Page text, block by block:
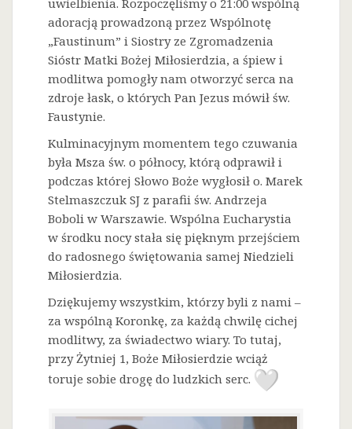
uwielbienia. Rozpoczęliśmy o 21:00 wspólną
adoracją prowadzoną przez Wspólnotę
„Faustinum” i Siostry ze Zgromadzenia
Sióstr Matki Bożej Miłosierdzia, a śpiew i
modlitwa pomogły nam otworzyć serca na
zdroje łask, o których Pan Jezus mówił św.
Faustynie.
Kulminacyjnym momentem tego czuwania
była Msza św. o północy, którą odprawił i
podczas której Słowo Boże wygłosił o. Marek
Stelmaszczuk SJ z parafii św. Andrzeja
Boboli w Warszawie. Wspólna Eucharystia
w środku nocy stała się pięknym przejściem
do radosnego świętowania samej Niedzieli
Miłosierdzia.
Dziękujemy wszystkim, którzy byli z nami –
za wspólną Koronkę, za każdą chwilę cichej
modlitwy, za świadectwo wiary. To tutaj,
przy Żytniej 1, Boże Miłosierdzie wciąż
toruje sobie drogę do ludzkich serc.